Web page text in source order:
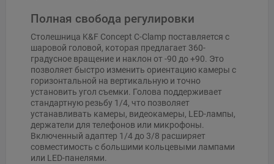
Полная свобода регулировки
Столешница K&F Concept C-Clamp поставляется с
шаровой головой, которая предлагает 360-
градусное вращение и наклон от -90 до +90. Это
позволяет быстро изменить ориентацию камеры с
горизонтальной на вертикальную и точно
установить угол съемки. Голова поддерживает
стандартную резьбу 1/4, что позволяет
устанавливать камеры, видеокамеры, LED-лампы,
держатели для телефонов или микрофоны.
Включенный адаптер 1/4 до 3/8 расширяет
совместимость с большими кольцевыми лампами
или LED-панелями.